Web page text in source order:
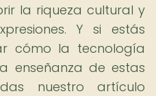
la riqueza cultural y
Y si estás
cómo la tecnología
enseñanza de estas
nuestro artículo